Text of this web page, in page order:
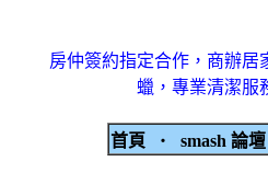
房仲簽約指定合作，商辦居
蠟，專業清潔服
首頁 ‧ smash 論壇